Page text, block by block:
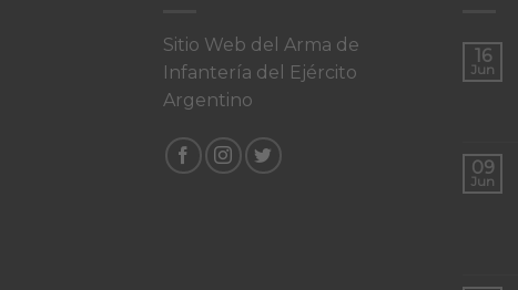
Sitio Web del Arma de
Infantería del Ejército
Argentino
16
Jun
09
Jun